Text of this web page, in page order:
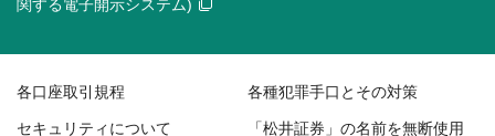
関する電子開示システム)
各口座取引規程 各種犯罪手口とその対策
セキュリティについて
「松井証券」の名前を無断使用